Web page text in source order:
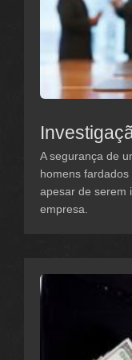
A segurança de
homens fardados
apesar de serem
empresa.